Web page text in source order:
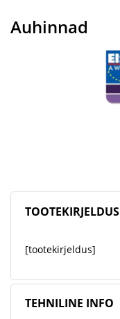
Auhinnad
TOOTEKIRJELDUS
[tootekirjeldus]
TEHNILINE INFO